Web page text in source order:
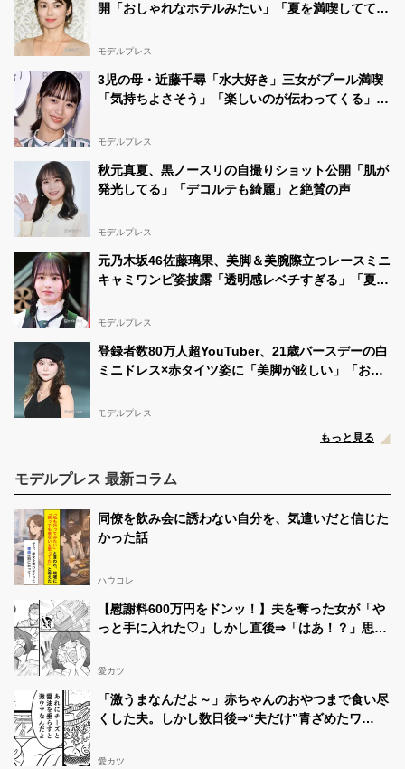
開「おしゃれなホテルみたい」「夏を満喫してて素
モデルプレス
3児の母・近藤千尋「水大好き」三女がプール満喫
「気持ちよさそう」「楽しいのが伝わってくる」の
モデルプレス
秋元真夏、黒ノースリの自撮りショット公開「肌が
発光してる」「デコルテも綺麗」と絶賛の声
モデルプレス
元乃木坂46佐藤璃果、美脚＆美腕際立つレースミニ
キャミワンピ姿披露「透明感レベチすぎる」「夏の
モデルプレス
登録者数80万人超YouTuber、21歳バースデーの白
ミニドレス×赤タイツ姿に「美脚が眩しい」「おし
モデルプレス
もっと見る
モデルプレス 最新コラム
同僚を飲み会に誘わない自分を、気遣いだと信じた
かった話
ハウコレ
【慰謝料600万円をドンッ！】夫を奪った女が「や
っと手に入れた♡」しかし直後⇒「はあ！？」思い
愛カツ
「激うまなんだよ～」赤ちゃんのおやつまで食い尽
くした夫。しかし数日後⇒“夫だけ”青ざめたワ
愛カツ